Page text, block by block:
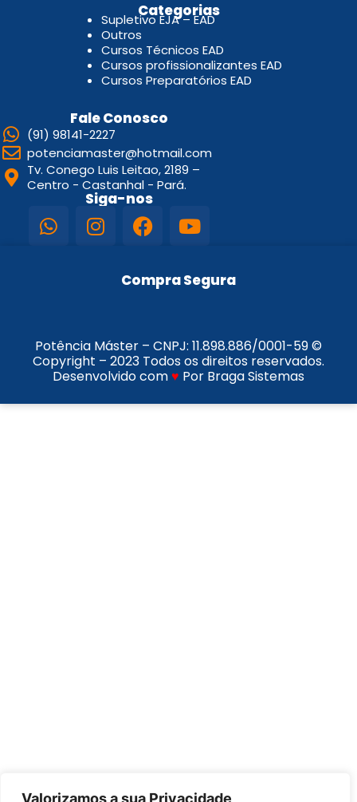
Valorizamos a sua Privacidade
Categorias
Supletivo EJA – EAD
Outros
Cursos Técnicos EAD
Cursos profissionalizantes EAD
Cursos Preparatórios EAD
Fale Conosco
(91) 98141-2227
potenciamaster@hotmail.com
Tv. Conego Luis Leitao, 2189 –
Centro - Castanhal - Pará.
Siga-nos
Compra Segura
Potência Máster – CNPJ: 11.898.886/0001-59©
Copyright – 2023 Todos os direitos reservados.
Desenvolvido com♥ Por Braga Sistemas